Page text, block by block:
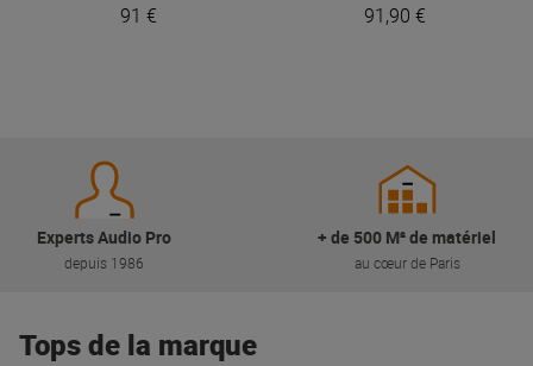
91 € 91,90 €
Experts Audio Pro
depuis 1986
+ de 500 M² de matériel
au cœur de Paris
Tops de la marque